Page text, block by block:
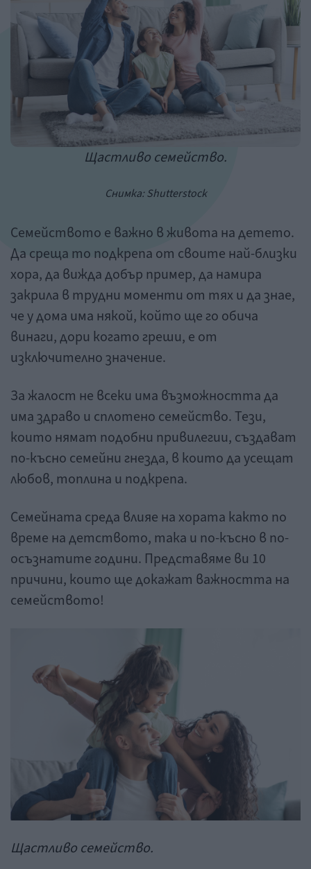
Щастливо семейство.
Снимка: Shutterstock
Семейството е важно в живота на детето.
Да среща то подкрепа от своите най-близки
хора, да вижда добър пример, да намира
закрила в трудни моменти от тях и да знае,
че у дома има някой, който ще го обича
винаги, дори когато греши, е от
изключително значение.
За жалост не всеки има възможността да
има здраво и сплотено семейство. Тези,
които нямат подобни привилегии, създават
по-късно семейни гнезда, в които да усещат
любов, топлина и подкрепа.
Семейната среда влияе на хората както по
време на детството, така и по-късно в по-
осъзнатите години. Представяме ви 10
причини, които ще докажат важността на
семейството!
Щастливо семейство.